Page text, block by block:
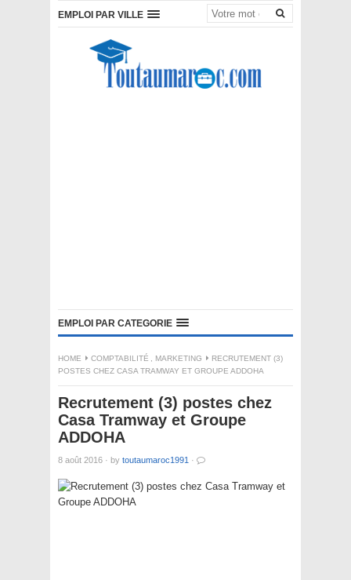
EMPLOI PAR VILLE
EMPLOI PAR CATEGORIE
HOME COMPTABILITÉ , MARKETING
RECRUTEMENT (3)
POSTES CHEZ CASA TRAMWAY ET GROUPE ADDOHA
Recrutement (3) postes chez
Casa Tramway et Groupe
ADDOHA
8 août 2016 · by toutaumaroc1991 ·